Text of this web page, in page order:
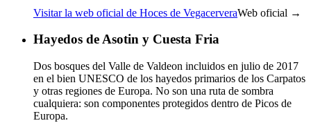
Visitar la web oficial de Hoces de VegacerveraWeb oficial →
Hayedos de Asotin y Cuesta Fria
Dos bosques del Valle de Valdeon incluidos en julio de 2017
en el bien UNESCO de los hayedos primarios de los Carpatos
y otras regiones de Europa. No son una ruta de sombra
cualquiera: son componentes protegidos dentro de Picos de
Europa.